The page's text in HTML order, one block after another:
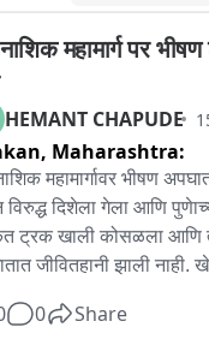
महामार्ग पर
HEMANT CHAPUDE
Maharashtra:
महामार्गावर भीषण
विरुद्ध दिशेला गेला आणि
ट्रक खाली कोसळला आणि
जीवितहानी झाली
ठप्प आहे; नाशिककडे
0 Share